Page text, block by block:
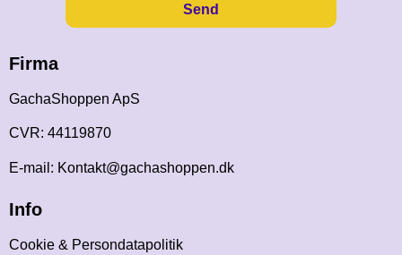
Send
Firma
GachaShoppen ApS
CVR: 44119870
E-mail: Kontakt@gachashoppen.dk
Info
Cookie & Persondatapolitik